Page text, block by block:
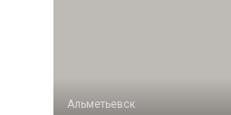
Альметьевск